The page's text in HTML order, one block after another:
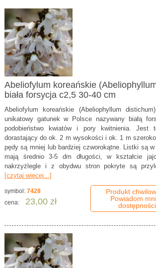
Abeliofylum koreańskie
biała forsycja c2,5 30-40 cm
Abeliofylum koreańskie (Abeliophyllum
unikatowy gatunek w Polsce nazywany białą
podobieństwo kwiatów i pory kwitnienia. Jest
dorastający do ok. 2 m wysokości i ok. 1 m
pędy są mniej lub bardziej czworokątne. Listki są
mają średnio 3-5 dm długości, w kształcie
nakrzyżlegle i z obydwu stron pokryte są
[czytaj więcej...]
symbol: 7428
cena:
23,00 zł
Produkt
Powiadom